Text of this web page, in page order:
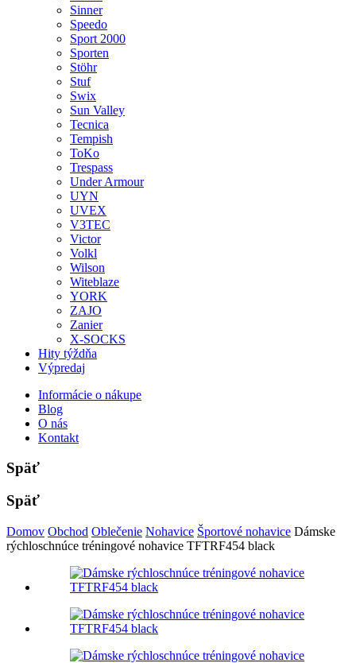
Sinner
Speedo
Sport 2000
Sporten
Stöhr
Stuf
Swix
Sun Valley
Tecnica
Tempish
ToKo
Trespass
Under Armour
UYN
UVEX
V3TEC
Victor
Volkl
Wilson
Witeblaze
YORK
ZAJO
Zanier
X-SOCKS
Hity týždňa
Výpredaj
Informácie o nákupe
Blog
O nás
Kontakt
Späť
Späť
Domov Obchod Oblečenie Nohavice Športové nohavice Dámske
rýchloschnúce tréningové nohavice TFTRF454 black